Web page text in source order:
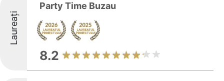
Laureați
Party Time Buzau
8.2